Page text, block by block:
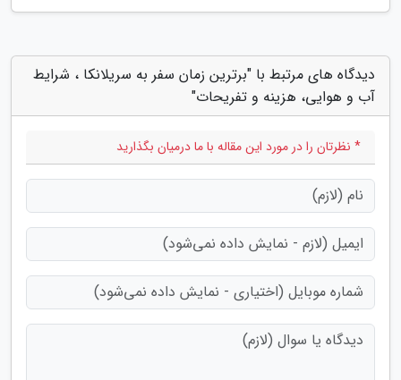
دیدگاه های مرتبط با "برترین زمان سفر به سریلانکا ، شرایط
آب و هوایی، هزینه و تفریحات"
* نظرتان را در مورد این مقاله با ما درمیان بگذارید